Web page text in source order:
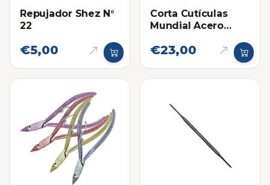
Repujador Shez N°
22
€5,00
Corta Cutículas
Mundial Acero
€23,00